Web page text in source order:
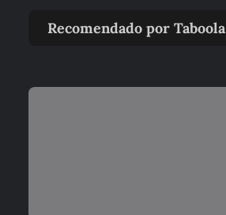
Recomendado por Taboola